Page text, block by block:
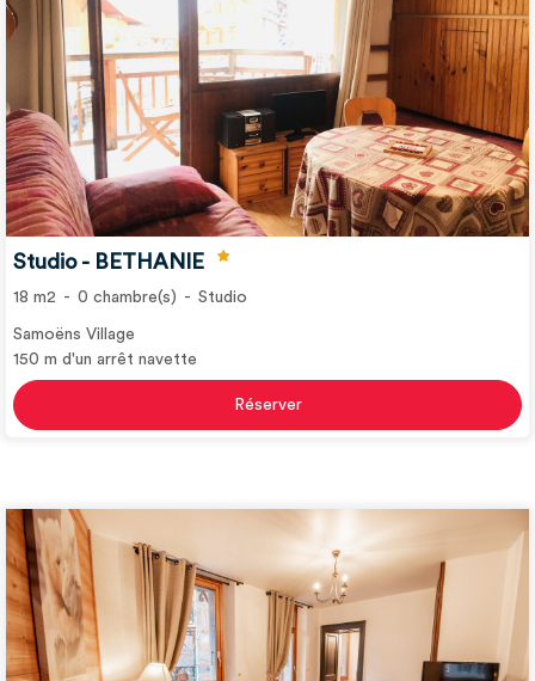
Studio - BETHANIE
Samoëns Village
150 m d'un arrêt navette
18 m2 0 chambre(s) Studio
Réserver